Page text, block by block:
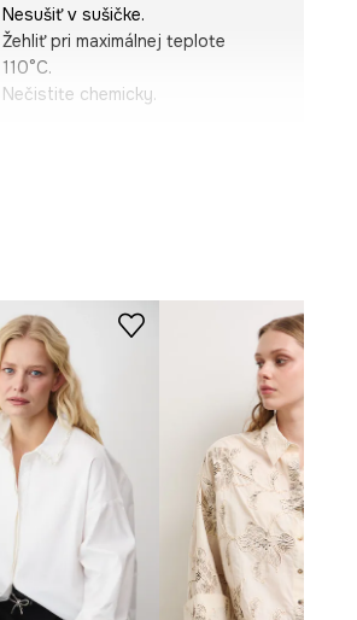
Nesušiť v sušičke.
Žehliť pri maximálnej teplote
110°C.
Nečistite chemicky.
regular fit
ROZMERY
Modelka je vysoká 179 cm a má
na sebe veľkosť S
Pozrite si rozmery produktu